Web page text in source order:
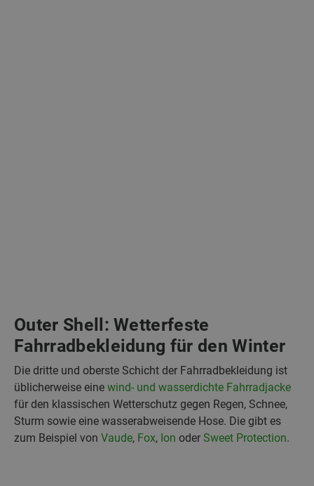
Outer Shell: Wetterfeste
Fahrradbekleidung für den Winter
Die dritte und oberste Schicht der Fahrradbekleidung ist
üblicherweise eine wind- und wasserdichte Fahrradjacke
für den klassischen Wetterschutz gegen Regen, Schnee,
Sturm sowie eine wasserabweisende Hose. Die gibt es
zum Beispiel von Vaude, Fox, Ion oder Sweet Protection.